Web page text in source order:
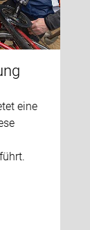
eine